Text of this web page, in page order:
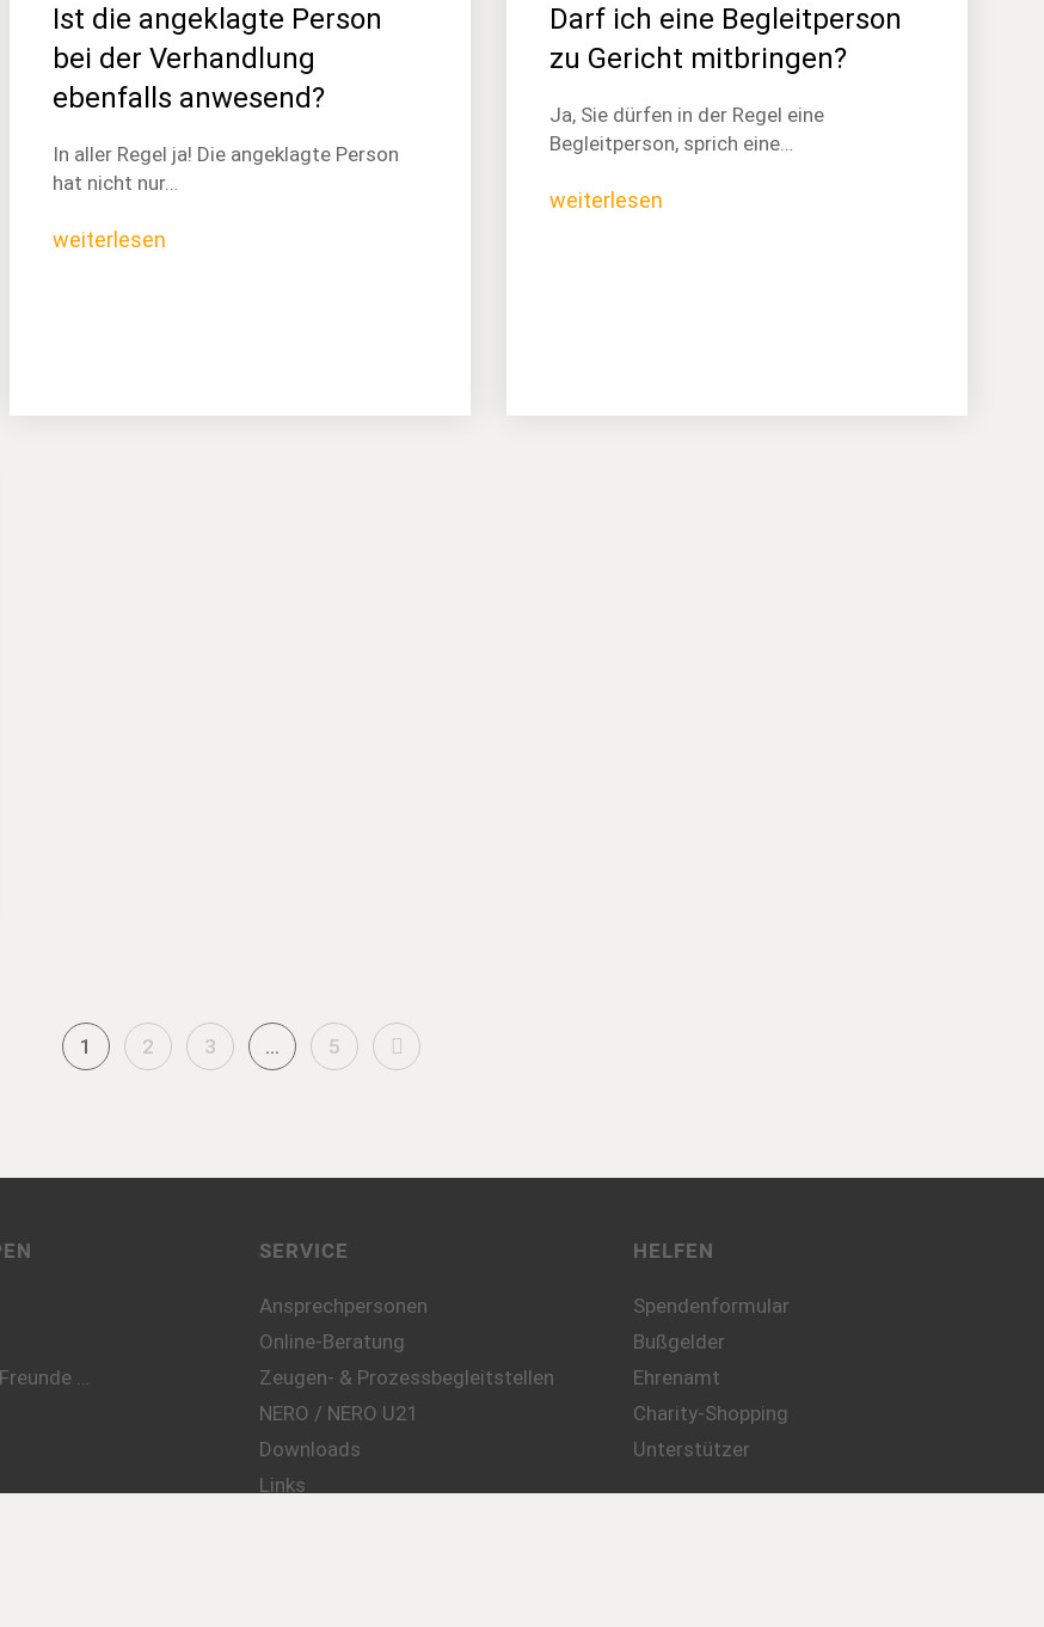
Ist die angeklagte Person
bei der Verhandlung
ebenfalls anwesend?
In aller Regel ja! Die angeklagte Person
hat nicht nur…
weiterlesen
Darf ich eine Begleitperson
zu Gericht mitbringen?
Ja, Sie dürfen in der Regel eine
Begleitperson, sprich eine…
weiterlesen
1 2 3 … 5 Next
…
SERVICE
Ansprechpersonen
Online-Beratung
Zeugen- & Prozessbegleitstellen
NERO / NERO U21
Downloads
Links
HELFEN
Spendenformular
Bußgelder
Ehrenamt
Charity-Shopping
Unterstützer